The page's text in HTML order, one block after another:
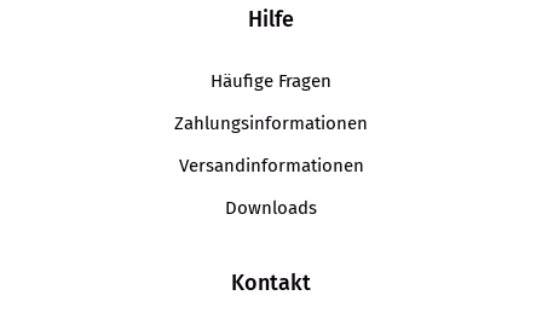
Hilfe
Häufige Fragen
Zahlungsinformationen
Versandinformationen
Downloads
Kontakt